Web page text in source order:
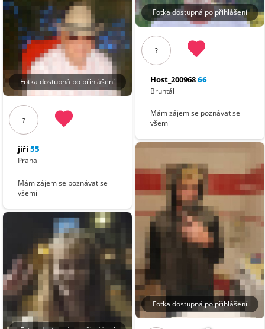
Fotka dostupná po přihlášení
?
jiři 55
Praha
Mám zájem se poznávat se
všemi
Fotka dostupná po přihlášení
?
Host_20096866
Bruntál
Mám zájem se poznávat se
všemi
Fotka dostupná po přihlášení